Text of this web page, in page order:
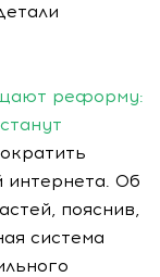
реформу:
интернета. Об
пояснив,
система